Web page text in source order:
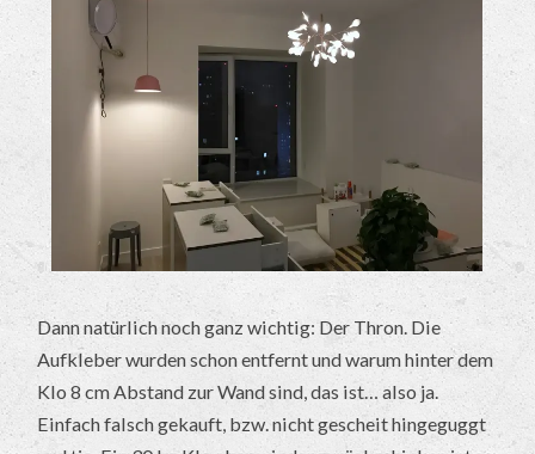
Dann natürlich noch ganz wichtig: Der Thron. Die
Aufkleber wurden schon entfernt und warum hinter dem
Klo 8 cm Abstand zur Wand sind, das ist… also ja.
Einfach falsch gekauft, bzw. nicht gescheit hingeguggt